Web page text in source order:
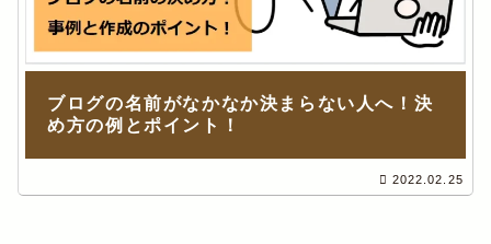
ブログの名前がなかなか決まらない人へ！決
め方の例とポイント！
2022.02.25